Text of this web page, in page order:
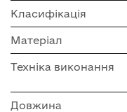
Класифікація
Матеріал
Техніка виконання
Довжина